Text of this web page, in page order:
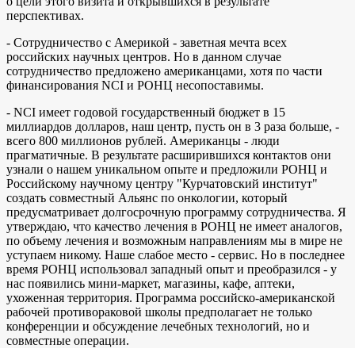
перспективах.
- Сотрудничество с Америкой - заветная мечта всех
российских научных центров. Но в данном случае
сотрудничество предложено американцами, хотя по части
финансирования NCI и РОНЦ несопоставимы.
- NCI имеет годовой государственный бюджет в 15
миллиардов долларов, наш центр, пусть он в 3 раза больше, -
всего 800 миллионов рублей. Американцы - люди
прагматичные. В результате расширившихся контактов они
узнали о нашем уникальном опыте и предложили РОНЦ и
Российскому научному центру "Курчатовский институт"
создать совместный Альянс по онкологии, который
предусматривает долгосрочную программу сотрудничества. Я
утверждаю, что качество лечения в РОНЦ не имеет аналогов,
по объему лечения и возможным направлениям мы в мире не
уступаем никому. Наше слабое место - сервис. Но в последнее
время РОНЦ использовал западный опыт и преобразился - у
нас появились мини-маркет, магазины, кафе, аптеки,
ухоженная территория. Программа российско-американской
рабочей противораковой школы предполагает не только
конференции и обсуждение лечебных технологий, но и
совместные операции.